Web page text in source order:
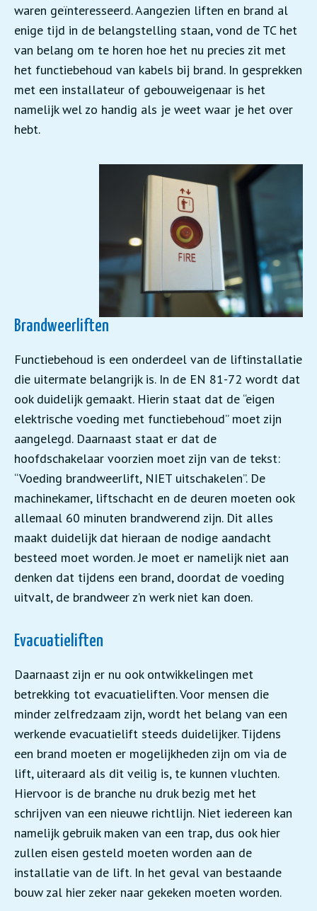
waren geïnteresseerd. Aangezien liften en brand al
enige tijd in de belangstelling staan, vond de TC het
van belang om te horen hoe het nu precies zit met
het functiebehoud van kabels bij brand. In gesprekken
met een installateur of gebouweigenaar is het
namelijk wel zo handig als je weet waar je het over
hebt.
Brandweerliften
Functiebehoud is een onderdeel van de liftinstallatie
die uitermate belangrijk is. In de EN 81-72 wordt dat
ook duidelijk gemaakt. Hierin staat dat de “eigen
elektrische voeding met functiebehoud” moet zijn
aangelegd. Daarnaast staat er dat de
hoofdschakelaar voorzien moet zijn van de tekst:
“Voeding brandweerlift, NIET uitschakelen”. De
machinekamer, liftschacht en de deuren moeten ook
allemaal 60 minuten brandwerend zijn. Dit alles
maakt duidelijk dat hieraan de nodige aandacht
besteed moet worden. Je moet er namelijk niet aan
denken dat tijdens een brand, doordat de voeding
uitvalt, de brandweer z’n werk niet kan doen.
Evacuatieliften
Daarnaast zijn er nu ook ontwikkelingen met
betrekking tot evacuatieliften. Voor mensen die
minder zelfredzaam zijn, wordt het belang van een
werkende evacuatielift steeds duidelijker. Tijdens
een brand moeten er mogelijkheden zijn om via de
lift, uiteraard als dit veilig is, te kunnen vluchten.
Hiervoor is de branche nu druk bezig met het
schrijven van een nieuwe richtlijn. Niet iedereen kan
namelijk gebruik maken van een trap, dus ook hier
zullen eisen gesteld moeten worden aan de
installatie van de lift. In het geval van bestaande
bouw zal hier zeker naar gekeken moeten worden.